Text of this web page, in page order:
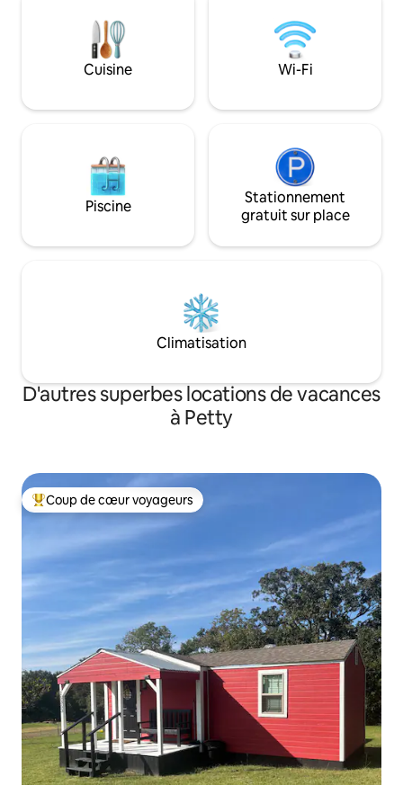
guichet automatique ouvert 24 h/24, un
bureau de poste, un café, une
pharmacie City Drug Store et les
musées Chaparral, une station-service
bibliothèque. À 15 miles en voiture du
seulement 3 miles
5 minutes du lac
connexion Wi-Fi
l'endroit idéal
Cuisine Wi-Fi
Piscine
Stationnement
gratuit sur place
Climatisation
D'autres superbes locations de vacances
à Petty
Coup de cœur voyageurs parmi les plus aimés
Coup de cœur voyageurs